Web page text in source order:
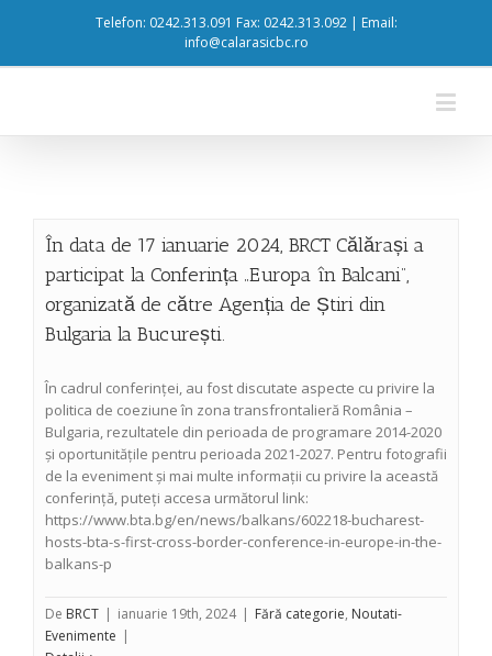
Telefon: 0242.313.091 Fax: 0242.313.092 | Email:
info@calarasicbc.ro
În data de 17 ianuarie 2024, BRCT Călărași a
participat la Conferința „Europa în Balcani”,
organizată de către Agenția de Știri din
Bulgaria la București.
În cadrul conferinței, au fost discutate aspecte cu privire la
politica de coeziune în zona transfrontalieră România –
Bulgaria, rezultatele din perioada de programare 2014-2020
și oportunitățile pentru perioada 2021-2027. Pentru fotografii
de la eveniment și mai multe informații cu privire la această
conferință, puteți accesa următorul link:
https://www.bta.bg/en/news/balkans/602218-bucharest-
hosts-bta-s-first-cross-border-conference-in-europe-in-the-
balkans-p
De BRCT | ianuarie 19th, 2024 | Fără categorie, Noutati-
Evenimente |